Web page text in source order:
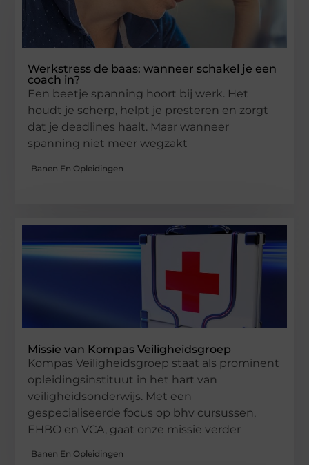
Werkstress de baas: wanneer schakel je een
coach in?
Een beetje spanning hoort bij werk. Het
houdt je scherp, helpt je presteren en zorgt
dat je deadlines haalt. Maar wanneer
spanning niet meer wegzakt
Banen En Opleidingen
Missie van Kompas Veiligheidsgroep
Kompas Veiligheidsgroep staat als prominent
opleidingsinstituut in het hart van
veiligheidsonderwijs. Met een
gespecialiseerde focus op bhv cursussen,
EHBO en VCA, gaat onze missie verder
Banen En Opleidingen